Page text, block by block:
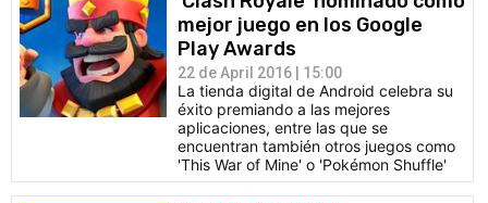
mejor juego en los Google
Play Awards
22 de April 2016 | 15:00
La tienda digital de Android celebra su
éxito premiando a las mejores
aplicaciones, entre las que se
encuentran también otros juegos como
'This War of Mine' o 'Pokémon Shuffle'